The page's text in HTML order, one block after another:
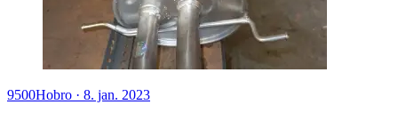
9500Hobro · 8. jan. 2023